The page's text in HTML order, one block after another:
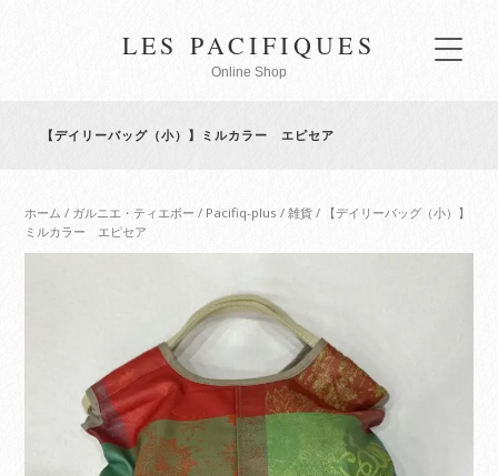
LES PACIFIQUES
Online Shop
【デイリーバッグ（小）】ミルカラー エピセア
ホーム / ガルニエ・ティエボー / Pacifiq-plus /雑貨 / 【デイリーバッグ（小）】
ミルカラー エピセア